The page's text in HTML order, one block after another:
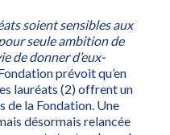
soient sensibles aux
seule ambition de
de donner d’eux-
prévoit qu’en
lauréats (2) offrent un
de la Fondation. Une
désormais relancée